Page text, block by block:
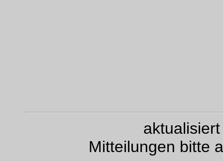
Mitteilungen bitte